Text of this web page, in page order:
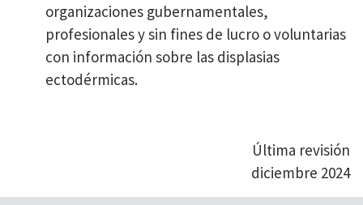
organizaciones gubernamentales,
profesionales y sin fines de lucro o voluntarias
con información sobre las displasias
ectodérmicas.
Última revisión
diciembre 2024